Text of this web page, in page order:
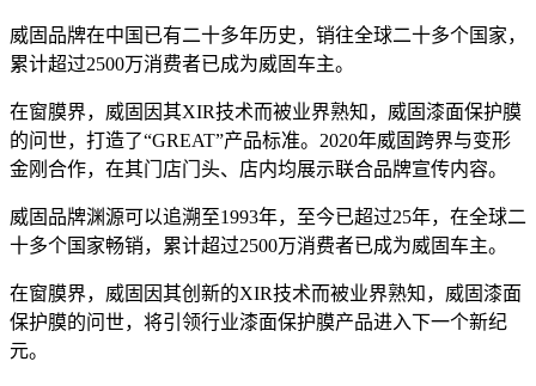
威固品牌在中国已有二十多年历史，销往全球二十多个国家，
累计超过2500万消费者已成为威固车主。
在窗膜界，威固因其XIR技术而被业界熟知，威固漆面保护膜
的问世，打造了“GREAT”产品标准。2020年威固跨界与变形
金刚合作，在其门店门头、店内均展示联合品牌宣传内容。
威固品牌渊源可以追溯至1993年，至今已超过25年，在全球二
十多个国家畅销，累计超过2500万消费者已成为威固车主。
在窗膜界，威固因其创新的XIR技术而被业界熟知，威固漆面
保护膜的问世，将引领行业漆面保护膜产品进入下一个新纪
元。